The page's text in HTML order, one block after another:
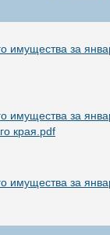
имущества за
имущества за
края.pdf
имущества за